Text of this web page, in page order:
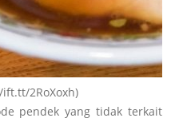
2RoXoxh)
pendek yang tidak terkait